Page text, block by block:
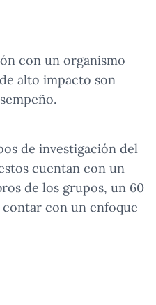
con un organismo
alto impacto son
de investigación del
cuentan con un
de los grupos, un 60
con un enfoque